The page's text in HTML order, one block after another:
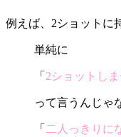
例えば、2ショットに
単純に
「 2ショットし
って言うんじゃ
「 二人っきりに